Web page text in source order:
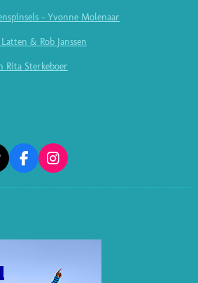
- Yvonne Molenaar
& Rob Janssen
Rita Sterkeboer
F
A
C
O
I
N
S
R
M